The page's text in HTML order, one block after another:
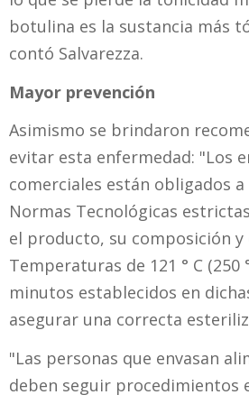
botulina es la sustancia más
contó Salvarezza.
Mayor prevención
Asimismo se brindaron
evitar esta enfermedad: "Los
comerciales están obligados
Normas Tecnológicas
el producto, su composición y
Temperaturas de 121 ° C (250
minutos establecidos en
asegurar una correcta
"Las personas que envasan
deben seguir procedimientos